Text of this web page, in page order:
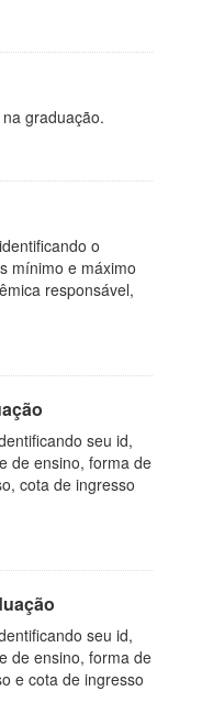
graduação.
o
mínimo e máximo
responsável,
seu id,
de ensino, forma de
cota de ingresso
seu id,
de ensino, forma de
e cota de ingresso